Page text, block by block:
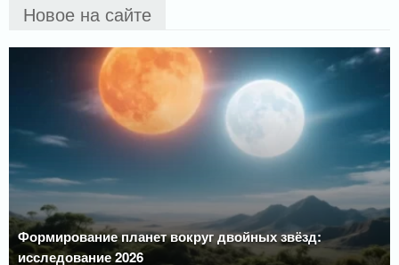
Новое на сайте
Формирование планет вокруг двойных звёзд:
исследование 2026